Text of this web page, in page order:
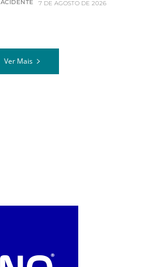
ACIDENTE 7 DE AGOSTO DE 2026
Ver Mais